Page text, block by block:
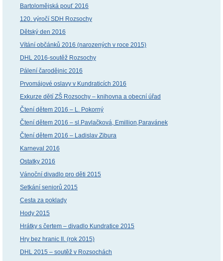
Bartolomějská pouť 2016
120. výročí SDH Rozsochy
Dětský den 2016
Vítání občánků 2016 (narozených v roce 2015)
DHL 2016-soutěž Rozsochy
Pálení čarodějnic 2016
Prvomájové oslavy v Kundraticích 2016
Exkurze dětí ZŠ Rozsochy – knihovna a obecní úřad
Čtení dětem 2016 – L. Pokorný
Čtení dětem 2016 – sl.Pavlačková, Emillion,Paravánek
Čtení dětem 2016 – Ladislav Zibura
Karneval 2016
Ostatky 2016
Vánoční divadlo pro děti 2015
Setkání seniorů 2015
Cesta za poklady
Hody 2015
Hrátky s čertem – divadlo Kundratice 2015
Hry bez hranic II. (rok 2015)
DHL 2015 – soutěž v Rozsochách